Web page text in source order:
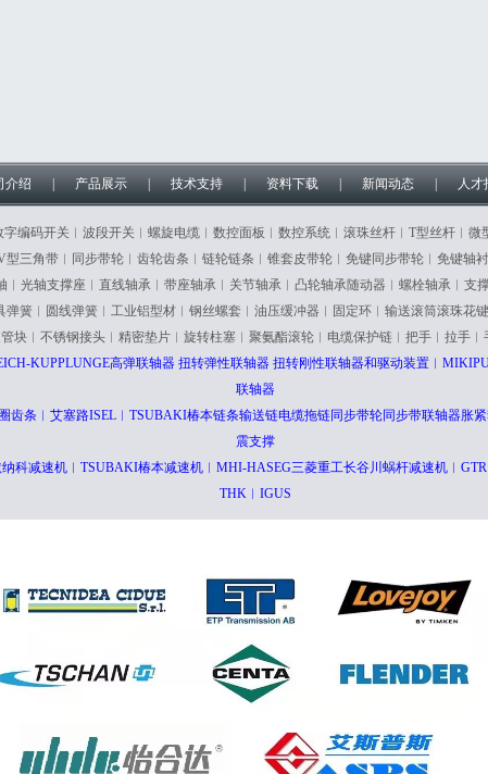
介绍 产品展示 技术支持 资料下载 新闻动态 人才
编码开关︱波段开关︱螺旋电缆︱数控面板︱数控系统︱滚珠丝杆︱T型丝杆︱
三角带︱同步带轮︱齿轮齿条︱链轮链条︱锥套皮带轮︱免键同步带轮︱免键轴
光轴支撑座︱直线轴承︱带座轴承︱关节轴承︱凸轮轴承随动器︱螺栓轴承︱支
簧︱圆线弹簧︱工业铝型材︱钢丝螺套︱油压缓冲器︱固定环︱输送滚筒滚珠花
块︱不锈钢接头︱精密垫片︱旋转柱塞︱聚氨酯滚轮︱电缆保护链︱把手︱拉手︱
KUPPLUNGE高弹联轴器 扭转弹性联轴器 扭转刚性联轴器和驱动装置
联轴器
条︱艾塞路ISEL︱TSUBAKI椿本链条输送链电缆拖链同步带轮同步带联轴器胀
震支撑
科减速机︱TSUBAKI椿本减速机︱MHI-HASEG三菱重工长谷川蜗杆减速机
THK︱IGUS